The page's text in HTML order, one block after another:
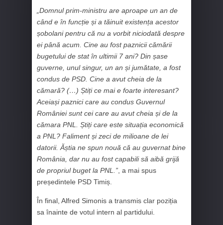
„Domnul prim-ministru are aproape un an de
când e în funcție și a tăinuit existența acestor
șobolani pentru că nu a vorbit niciodată despre
ei până acum. Cine au fost paznicii cămării
bugetului de stat în ultimii 7 ani? Din șase
guverne, unul singur, un an și jumătate, a fost
condus de PSD. Cine a avut cheia de la
cămară? (…) Știți ce mai e foarte interesant?
Aceiași paznici care au condus Guvernul
României sunt cei care au avut cheia și de la
cămara PNL. Știți care este situația economică
a PNL? Faliment și zeci de milioane de lei
datorii. Ăștia ne spun nouă că au guvernat bine
România, dar nu au fost capabili să aibă grijă
de propriul buget la PNL.” , a mai spus
președintele PSD Timiș.
În final, Alfred Simonis a transmis clar poziția
sa înainte de votul intern al partidului.